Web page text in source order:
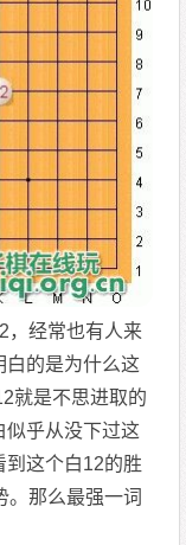
，经常也有人来
白的是为什么这
就是不思进取的
似乎从没下过这
到这个白12的胜
。那么最强一词